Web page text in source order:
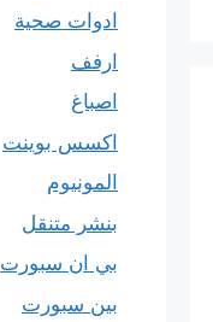
ادوات صحية
ارفف
اصباغ
اكسس بوينت
المونيوم
بنشر متنقل
بي ان سبورت
بين سبورت